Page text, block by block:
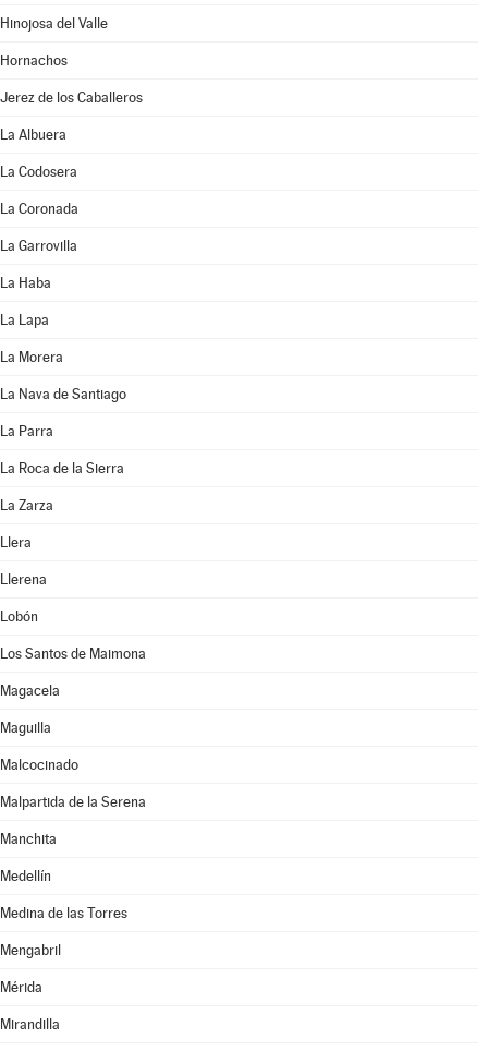
Hinojosa del Valle
Hornachos
Jerez de los Caballeros
La Albuera
La Codosera
La Coronada
La Garrovilla
La Haba
La Lapa
La Morera
La Nava de Santiago
La Parra
La Roca de la Sierra
La Zarza
Llera
Llerena
Lobón
Los Santos de Maimona
Magacela
Maguilla
Malcocinado
Malpartida de la Serena
Manchita
Medellín
Medina de las Torres
Mengabril
Mérida
Mirandilla